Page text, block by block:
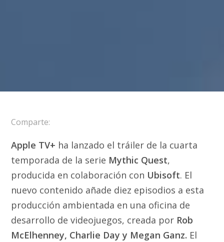
Comparte:
Apple TV+ ha lanzado el tráiler de la cuarta
temporada de la serie Mythic Quest,
producida en colaboración con Ubisoft. El
nuevo contenido añade diez episodios a esta
producción ambientada en una oficina de
desarrollo de videojuegos, creada por Rob
McElhenney, Charlie Day y Megan Ganz. El